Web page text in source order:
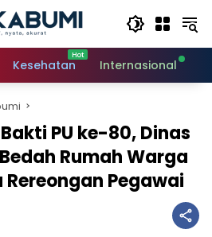
Kesehatan Internasional
PU ke-80, Dinas
Rumah Warga
Pegawai